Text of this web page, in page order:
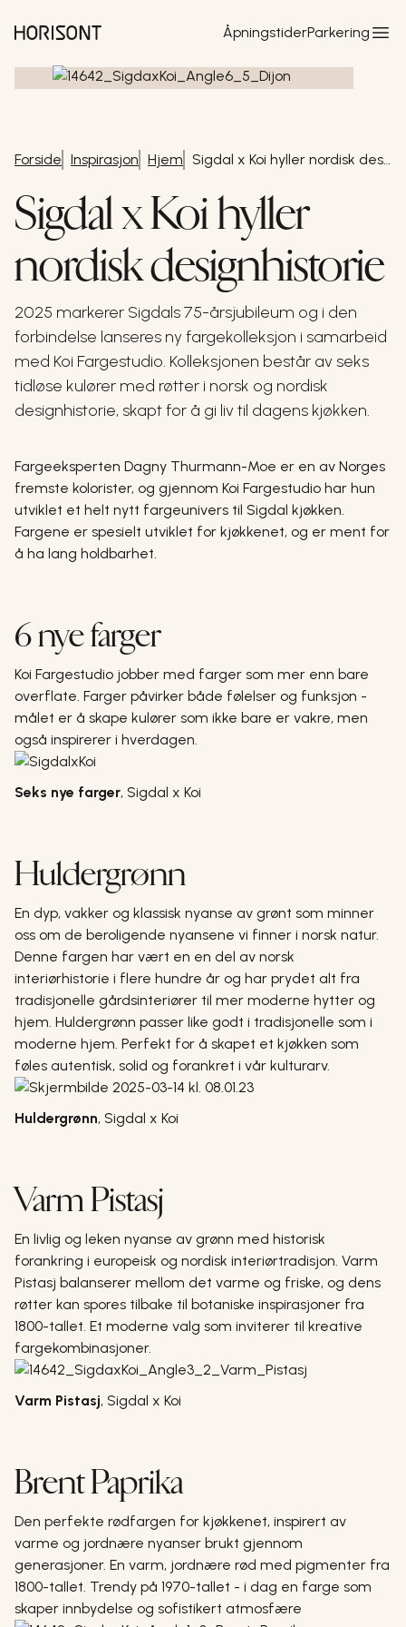
ÅpningstiderParkering
Forside Inspirasjon Hjem Sigdal x Koi hyller nordisk designhistorie med seks nye farger
Sigdal x Koi hyller
nordisk designhistorie
2025 markerer Sigdals 75-årsjubileum og i den
forbindelse lanseres ny fargekolleksjon i samarbeid
med Koi Fargestudio. Kolleksjonen består av seks
tidløse kulører med røtter i norsk og nordisk
designhistorie, skapt for å gi liv til dagens kjøkken.
Fargeeksperten Dagny Thurmann-Moe er en av Norges
fremste kolorister, og gjennom Koi Fargestudio har hun
utviklet et helt nytt fargeunivers til Sigdal kjøkken.
Fargene er spesielt utviklet for kjøkkenet, og er ment for
å ha lang holdbarhet.
6 nye farger
Koi Fargestudio jobber med farger som mer enn bare
overflate. Farger påvirker både følelser og funksjon -
målet er å skape kulører som ikke bare er vakre, men
også inspirerer i hverdagen.
Seks nye farger, Sigdal x Koi
Huldergrønn
En dyp, vakker og klassisk nyanse av grønt som minner
oss om de beroligende nyansene vi finner i norsk natur.
Denne fargen har vært en en del av norsk
interiørhistorie i flere hundre år og har prydet alt fra
tradisjonelle gårdsinteriører til mer moderne hytter og
hjem. Huldergrønn passer like godt i tradisjonelle som i
moderne hjem. Perfekt for å skapet et kjøkken som
føles autentisk, solid og forankret i vår kulturarv.
Huldergrønn, Sigdal x Koi
Varm Pistasj
En livlig og leken nyanse av grønn med historisk
forankring i europeisk og nordisk interiørtradisjon. Varm
Pistasj balanserer mellom det varme og friske, og dens
røtter kan spores tilbake til botaniske inspirasjoner fra
1800-tallet. Et moderne valg som inviterer til kreative
fargekombinasjoner.
Varm Pistasj, Sigdal x Koi
Brent Paprika
Den perfekte rødfargen for kjøkkenet, inspirert av
varme og jordnære nyanser brukt gjennom
generasjoner. En varm, jordnære rød med pigmenter fra
1800-tallet. Trendy på 1970-tallet - i dag en farge som
skaper innbydelse og sofistikert atmosfære